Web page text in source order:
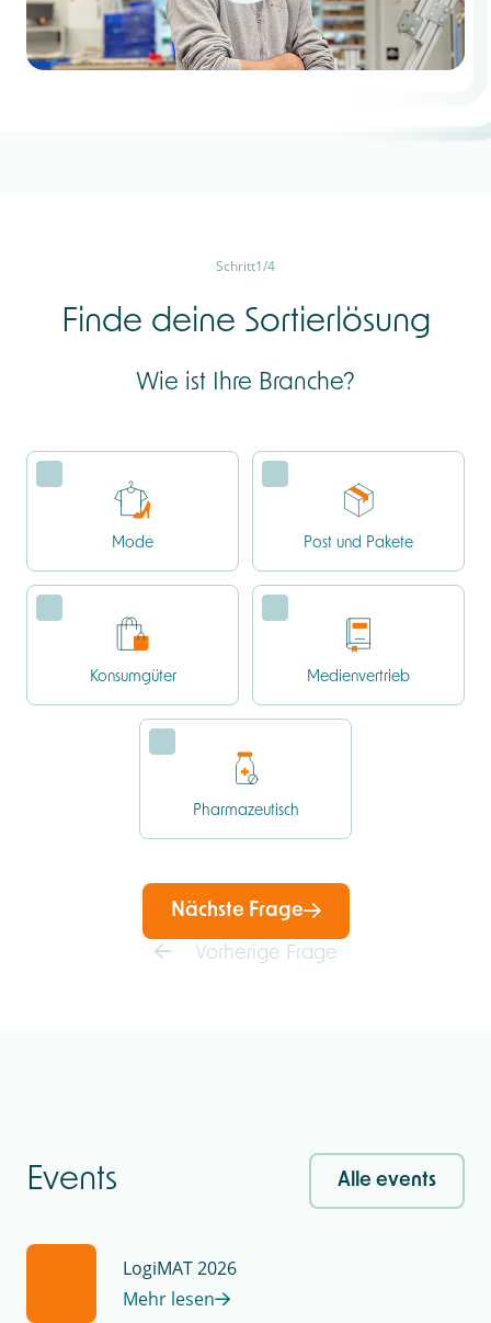
Schritt1/4
Finde deine Sortierlösung
Wie ist Ihre Branche?
Mode Post und Pakete
Konsumgüter Medienvertrieb
Pharmazeutisch
Vorherige Frage
Nächste Frage
Events Alle events
LogiMAT 2026
Mehr lesen